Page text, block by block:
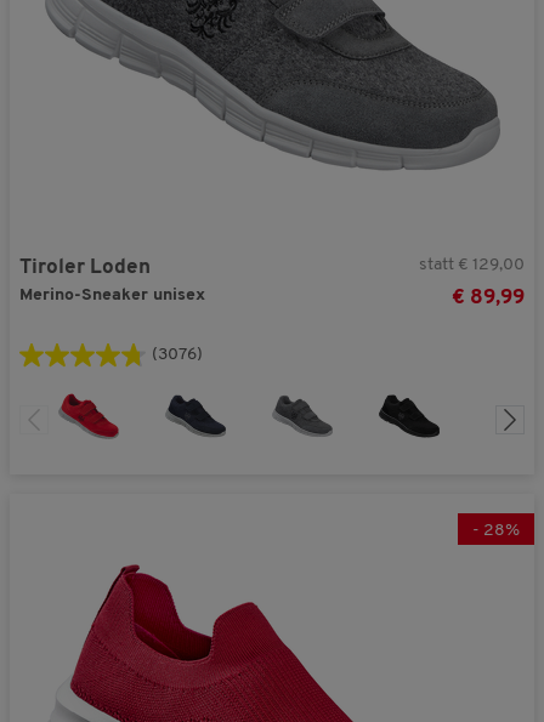
Tiroler Loden
Merino-Sneaker unisex
statt € 129,00
€ 89,99
(3076)
- 28%